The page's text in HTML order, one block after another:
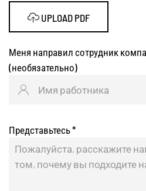
UPLOAD PDF
Меня направил сотрудник
(необязательно)
Представьтесь*